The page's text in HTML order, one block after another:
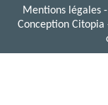
Mentions légales -
Conception Citopia